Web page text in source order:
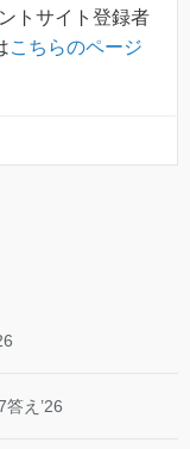
トサイト登録者
こちらのページ
え’26